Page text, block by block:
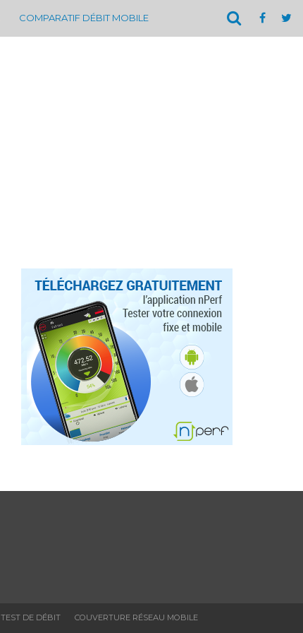
COMPARATIF DÉBIT MOBILE
TEST DE DÉBIT
COUVERTURE RÉSEAU MOBILE